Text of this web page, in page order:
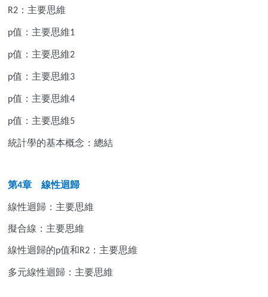
R2 ：主要思維
p值：主要思維1
p值：主要思維2
p值：主要思維3
p值：主要思維4
p值：主要思維5
統計學的基本概念：總結
第4章 線性迴歸
線性迴歸：主要思維
擬合線：主要思維
線性迴歸的p值和R2 ：主要思維
多元線性迴歸：主要思維